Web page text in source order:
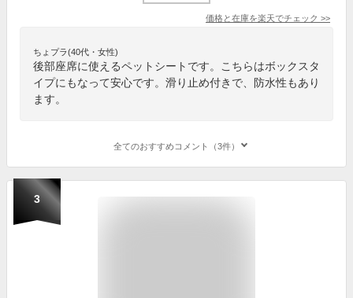
価格と在庫を楽天でチェック >>
ちょプラ(40代・女性)
後部座席に使えるペットシートです。こちらはボックスタ
イプにもなって安心です。滑り止め付きで、防水性もあり
ます。
全てのおすすめコメント（3件）
3